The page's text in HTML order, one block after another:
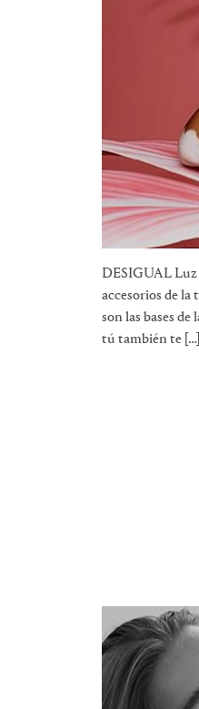
DESIGUAL Luz
accesorios de
son las bases
tú también te […]